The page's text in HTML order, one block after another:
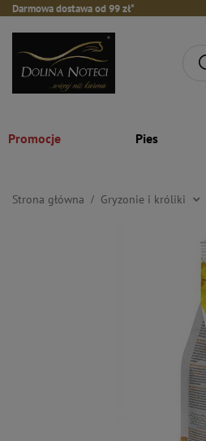
Darmowa dostawa od 99 zł*
Promocje Pies
Strona główna Gryzonie i króliki